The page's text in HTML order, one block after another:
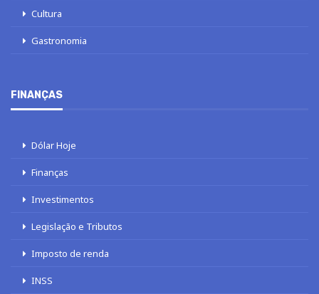
Cultura
Gastronomia
FINANÇAS
Dólar Hoje
Finanças
Investimentos
Legislação e Tributos
Imposto de renda
INSS